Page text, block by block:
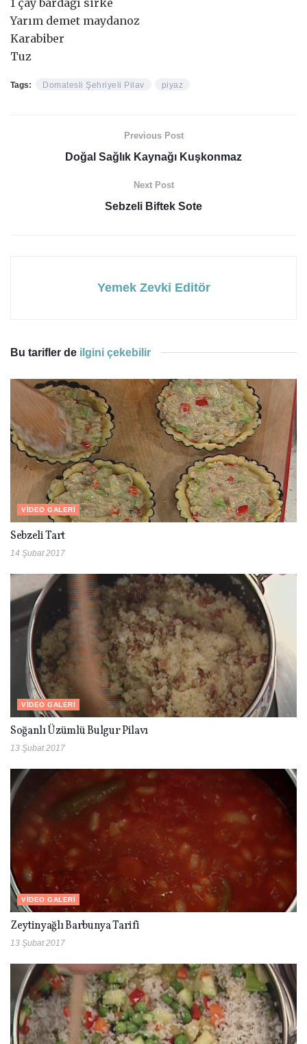
1 çay bardağı sirke
Yarım demet maydanoz
Karabiber
Tuz
Tags: Domatesli Şehriyeli Pilav piyaz
Previous Post
Doğal Sağlık Kaynağı Kuşkonmaz
Next Post
Sebzeli Biftek Sote
Yemek Zevki Editör
Bu tarifler de ilgini çekebilir
VIDEO GALERI
Sebzeli Tart
14 Şubat 2017
VIDEO GALERI
Soğanlı Üzümlü Bulgur Pilavı
13 Şubat 2017
VIDEO GALERI
Zeytinyağlı Barbunya Tarifi
13 Şubat 2017